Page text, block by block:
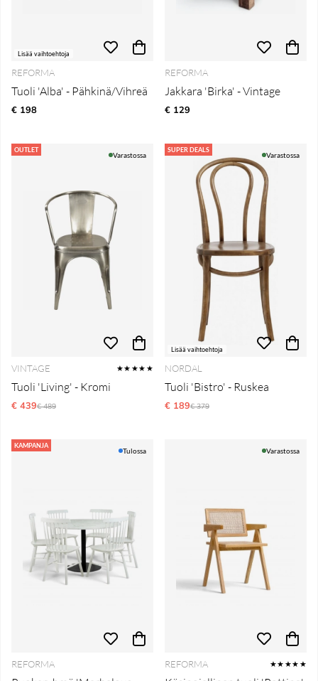
Lisää vaihtoehtoja
REFORMA
Tuoli 'Alba' - Pähkinä/Vihreä
€ 198
REFORMA
Jakkara 'Birka' - Vintage
€ 129
OUTLET
Varastossa
VINTAGE ★★★★★
Tuoli 'Living' - Kromi
€ 439Normaali hinta
€ 489
SUPER DEALS
Lisää vaihtoehtoja
Varastossa
NORDAL
Tuoli 'Bistro' - Ruskea
€ 189Normaali hinta
€ 379
KAMPANJA
Tulossa
REFORMA
Varastossa
REFORMA ★★★★★